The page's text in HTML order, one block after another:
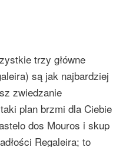
trzy główne
są jak najbardziej
zwiedzanie
plan brzmi dla Ciebie
dos Mouros i skup
Regaleira; to